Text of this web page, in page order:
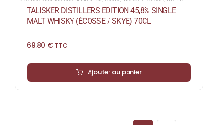
TALISKER DISTILLERS EDITION 45,8% SINGLE
MALT WHISKY (ÉCOSSE / SKYE) 70CL
69,80 € TTC
Ajouter au panier